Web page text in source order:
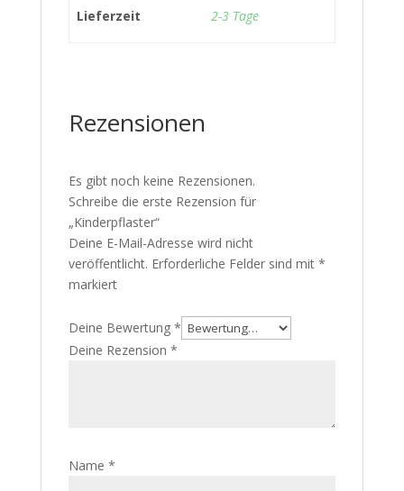
Lieferzeit 2-3 Tage
Rezensionen
Es gibt noch keine Rezensionen.
Schreibe die erste Rezension für
„Kinderpflaster“
Deine E-Mail-Adresse wird nicht
veröffentlicht. Erforderliche Felder sind mit *
markiert
Deine Bewertung *
Deine Rezension *
Name *